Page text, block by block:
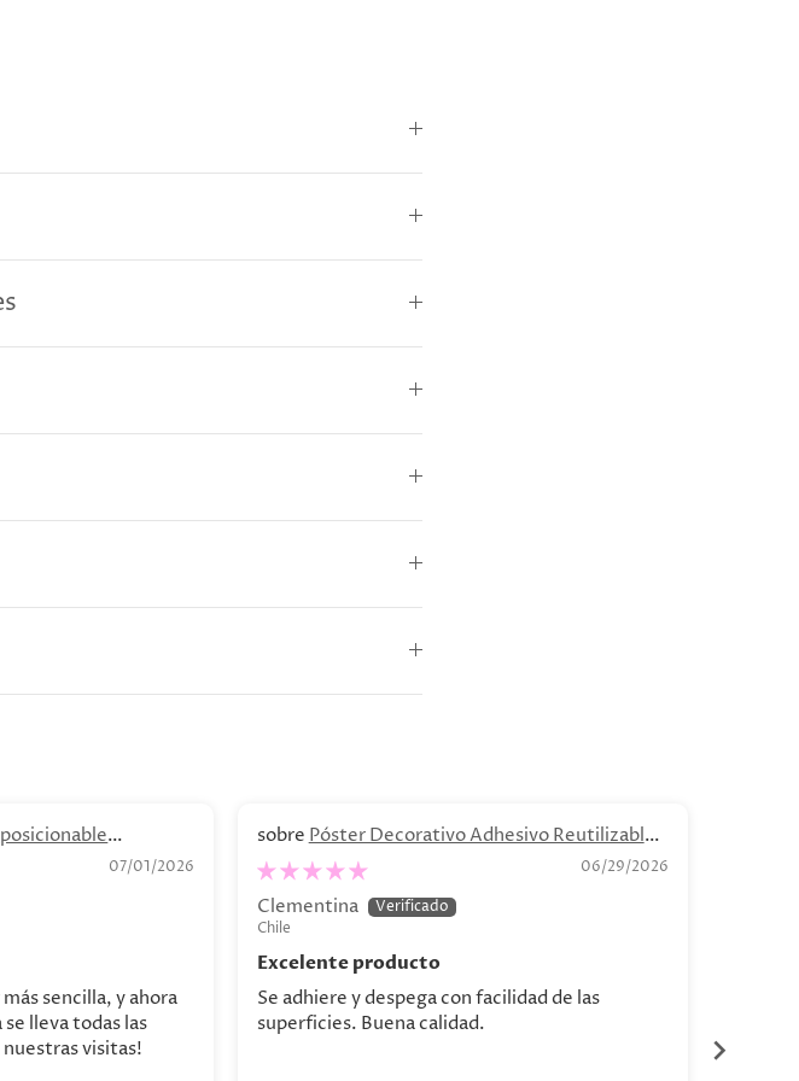
personalizada07/01/2026
sencilla, y ahora
lleva todas las
visitas!
Póster Decorativo Adhesivo Reutilizable -
“Bodegón de Bananas"
06/29/2026
Clementina
Chile
Excelente producto
Se adhiere y despega con facilidad de las
superficies. Buena calidad.